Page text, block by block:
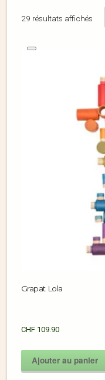
29 résultats affichés
Grapat Lola
CHF 109.90
Ajouter au panier